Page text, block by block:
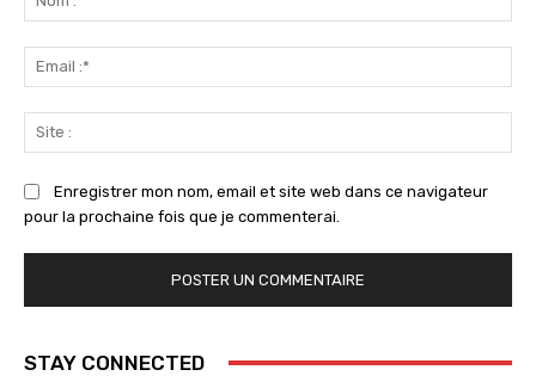
:*
:*
:
Enregistrer mon nom, email et site web dans ce navigateur
pour la prochaine fois que je commenterai.
STAY CONNECTED